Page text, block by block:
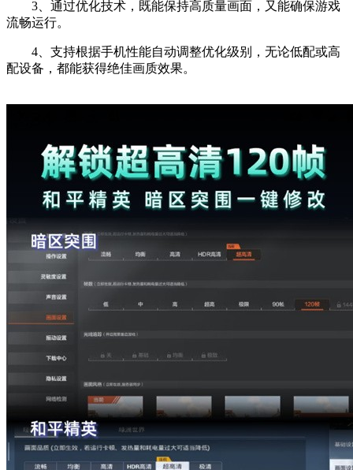
3、通过优化技术，既能保持高质量画面，又能确保游戏
流畅运行。
4、支持根据手机性能自动调整优化级别，无论低配或高
配设备，都能获得绝佳画质效果。